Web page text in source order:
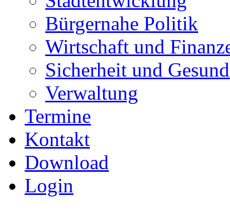
Bürgernahe Politik
Wirtschaft und
Sicherheit und
Verwaltung
Termine
Kontakt
Download
Login